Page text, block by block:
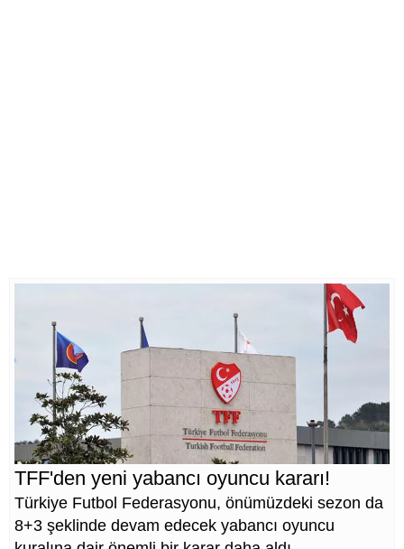
TFF'den yeni yabancı oyuncu kararı!
Türkiye Futbol Federasyonu, önümüzdeki sezon da
8+3 şeklinde devam edecek yabancı oyuncu